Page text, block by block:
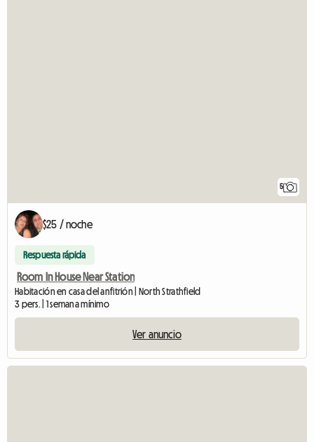
5
$25 / noche
Respuesta rápida
Room In House Near Station
Habitación en casa del anfitrión | North Strathfield
3 pers. | 1 semana mínimo
Ver anuncio